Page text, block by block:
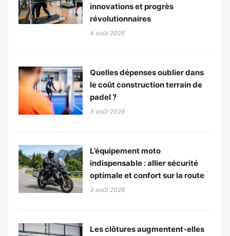
innovations et progrès
révolutionnaires
4 août 2026
Quelles dépenses oublier dans
le coût construction terrain de
padel ?
3 août 2026
L’équipement moto
indispensable : allier sécurité
optimale et confort sur la route
3 août 2026
Les clôtures augmentent-elles